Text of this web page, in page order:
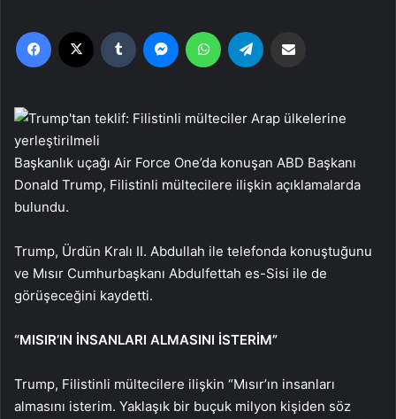
Facebook Tumblr MessengerWhatsApp
Başkanlık uçağı Air Force One’da konuşan ABD Başkanı
Donald Trump, Filistinli mültecilere ilişkin açıklamalarda
bulundu.
Trump, Ürdün Kralı II. Abdullah ile telefonda konuştuğunu
ve Mısır Cumhurbaşkanı Abdulfettah es-Sisi ile de
görüşeceğini kaydetti.
“MISIR’IN İNSANLARI ALMASINI İSTERİM”
Trump, Filistinli mültecilere ilişkin “Mısır’ın insanları
almasını isterim. Yaklaşık bir buçuk milyon kişiden söz